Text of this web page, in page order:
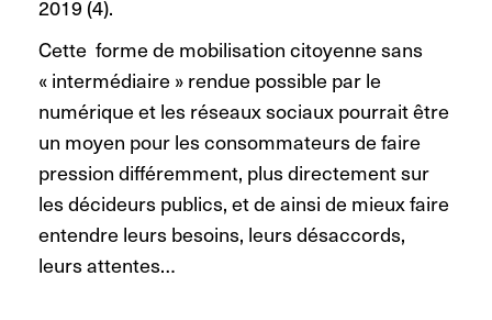
2019 (4).
Cette forme de mobilisation citoyenne sans
« intermédiaire » rendue possible par le
numérique et les réseaux sociaux pourrait être
un moyen pour les consommateurs de faire
pression différemment, plus directement sur
les décideurs publics, et de ainsi de mieux faire
entendre leurs besoins, leurs désaccords,
leurs attentes…